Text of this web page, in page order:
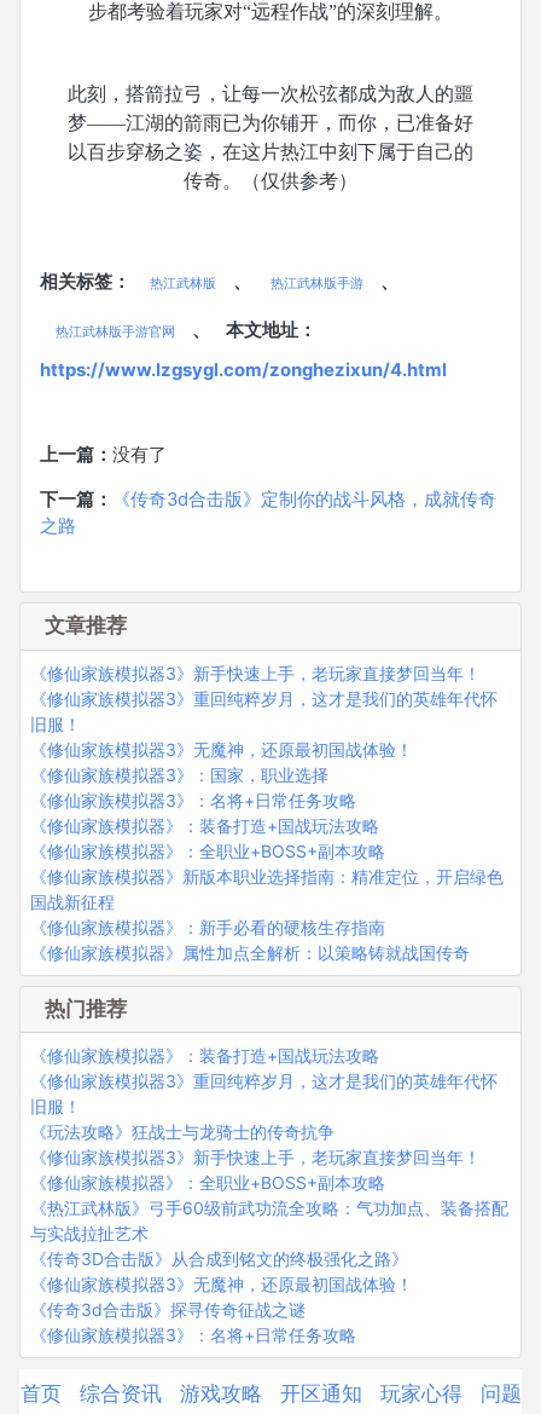
步都考验着玩家对“远程作战”的深刻理解。
此刻，搭箭拉弓，让每一次松弦都成为敌人的噩
梦——江湖的箭雨已为你铺开，而你，已准备好
以百步穿杨之姿，在这片热江中刻下属于自己的
传奇。（仅供参考）
相关标签： 热江武林版 、 热江武林版手游 、
热江武林版手游官网 、
本文地址：
https://www.lzgsygl.com/zonghezixun/4.html
上一篇： 没有了
下一篇：
《传奇3d合击版》定制你的战斗风格，成就传奇
之路
文章推荐
《修仙家族模拟器3》新手快速上手，老玩家直接梦回当年！
《修仙家族模拟器3》重回纯粹岁月，这才是我们的英雄年代怀
旧服！
《修仙家族模拟器3》无魔神，还原最初国战体验！
《修仙家族模拟器3》：国家，职业选择
《修仙家族模拟器3》：名将+日常任务攻略
《修仙家族模拟器》：装备打造+国战玩法攻略
《修仙家族模拟器》：全职业+BOSS+副本攻略
《修仙家族模拟器》新版本职业选择指南：精准定位，开启绿色
国战新征程
《修仙家族模拟器》：新手必看的硬核生存指南
《修仙家族模拟器》属性加点全解析：以策略铸就战国传奇
热门推荐
《修仙家族模拟器》：装备打造+国战玩法攻略
《修仙家族模拟器3》重回纯粹岁月，这才是我们的英雄年代怀
旧服！
《玩法攻略》狂战士与龙骑士的传奇抗争
《修仙家族模拟器3》新手快速上手，老玩家直接梦回当年！
《修仙家族模拟器》：全职业+BOSS+副本攻略
《热江武林版》弓手60级前武功流全攻略：气功加点、装备搭配
与实战拉扯艺术
《传奇3D合击版》从合成到铭文的终极强化之路》
《修仙家族模拟器3》无魔神，还原最初国战体验！
《传奇3d合击版》探寻传奇征战之谜
《修仙家族模拟器3》：名将+日常任务攻略
首页 综合资讯 游戏攻略 开区通知 玩家心得 问题